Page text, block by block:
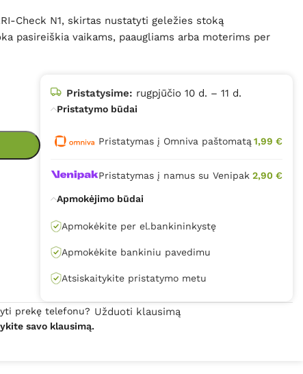
Check N1, skirtas nustatyti geležies stoką
pasireiškia vaikams, paaugliams arba moterims per
Pristatysime: rugpjūčio 10 d. – 11 d.
Pristatymo būdai
Pristatymas į Omniva paštomatą 1,99 €
Pristatymas į namus su Venipak 2,90 €
Apmokėjimo būdai
Apmokėkite per el.bankininkystę
Apmokėkite bankiniu pavedimu
Atsiskaitykite pristatymo metu
prekę telefonu?
savo klausimą.
Užduoti klausimą